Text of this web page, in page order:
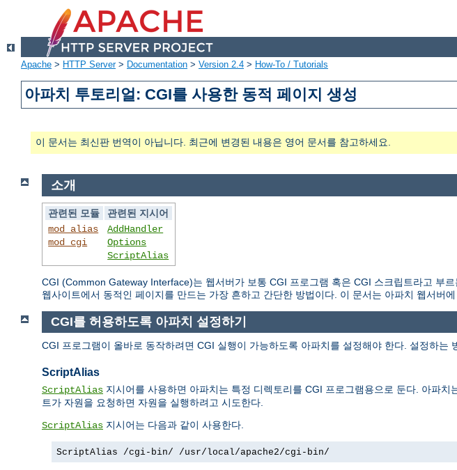
Apache > HTTP Server> Documentation > Version 2.4 > How-To / Tutorials
아파치 투토리얼: CGI를 사용한 동적 페이지 생성
이 문서는 최신판 번역이 아닙니다. 최근에 변경된 내용은 영어 문서를 참고하세요.
소개
관련된 모듈
관련된 지시어
mod_alias
mod_cgi
AddHandler
Options
ScriptAlias
CGI (Common Gateway Interface)는 웹서버가 보통 CGI 프로그램 혹은 CGI 스크립트라고 부
웹사이트에서 동적인 페이지를 만드는 가장 흔하고 간단한 방법이다. 이 문서는 아파치 웹서버
CGI를 허용하도록 아파치 설정하기
CGI 프로그램이 올바로 동작하려면 CGI 실행이 가능하도록 아파치를 설정해야 한다. 설정하는
ScriptAlias
ScriptAlias 지시어를 사용하면 아파치는 특정 디렉토리를 CGI 프로그램용으로 둔다. 아파
트가 자원을 요청하면 자원을 실행하려고 시도한다.
ScriptAlias 지시어는 다음과 같이 사용한다.
ScriptAlias /cgi-bin/ /usr/local/apache2/cgi-bin/